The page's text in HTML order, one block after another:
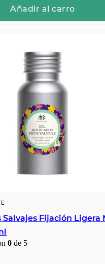
Añadir al carro
Salvajes Fijación Ligera
0 de 5